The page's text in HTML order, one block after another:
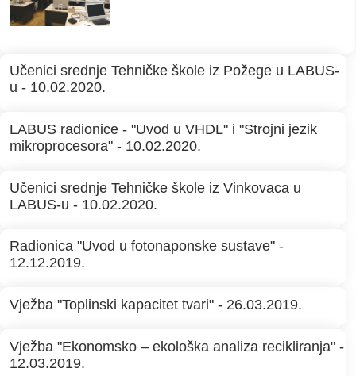
Učenici srednje Tehničke škole iz Požege u LABUS-
u - 10.02.2020.
LABUS radionice - "Uvod u VHDL" i "Strojni jezik
mikroprocesora" - 10.02.2020.
Učenici srednje Tehničke škole iz Vinkovaca u
LABUS-u - 10.02.2020.
Radionica "Uvod u fotonaponske sustave" -
12.12.2019.
Vježba "Toplinski kapacitet tvari" - 26.03.2019.
Vježba "Ekonomsko – ekološka analiza recikliranja" -
12.03.2019.